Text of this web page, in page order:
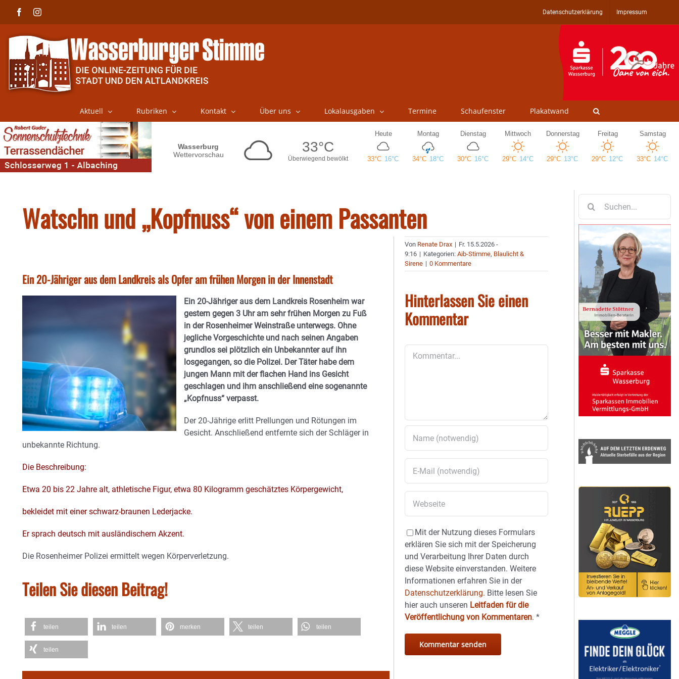
FacebookInstagram Datenschutzerklärung Impressum
Aktuell Rubriken Kontakt Über uns Lokalausgaben Termine Schaufenster Plakatwand
Watschn und „Kopfnuss“ von einem Passanten
Ein 20-Jähriger aus dem Landkreis als Opfer am frühen Morgen in der Innenstadt
Ein 20-Jähriger aus dem Landkreis Rosenheim war
gestern gegen 3 Uhr am sehr frühen Morgen zu Fuß
in der Rosenheimer Weinstraße unterwegs. Ohne
jegliche Vorgeschichte und nach seinen Angaben
grundlos sei plötzlich ein Unbekannter auf ihn
losgegangen, so die Polizei. Der Täter habe dem
jungen Mann mit der flachen Hand ins Gesicht
geschlagen und ihm anschließend eine sogenannte
„Kopfnuss“ verpasst.
Der 20-Jährige erlitt Prellungen und Rötungen im
Gesicht. Anschließend entfernte sich der Schläger in
unbekannte Richtung.
Die Beschreibung:
Etwa 20 bis 22 Jahre alt, athletische Figur, etwa 80 Kilogramm geschätztes Körpergewicht,
bekleidet mit einer schwarz-braunen Lederjacke.
Er sprach deutsch mit ausländischem Akzent.
Die Rosenheimer Polizei ermittelt wegen Körperverletzung.
Teilen Sie diesen Beitrag!
teilen teilen merken teilen teilen
teilen
Von Renate Drax | Fr. 15.5.2026 -
9:16 | Kategorien:Aib-Stimme, Blaulicht &
Sirene | 0 Kommentare
Hinterlassen Sie einen
Kommentar
Mit der Nutzung dieses Formulars
erklären Sie sich mit der Speicherung
und Verarbeitung Ihrer Daten durch
diese Website einverstanden. Weitere
Informationen erfahren Sie in der
Datenschutzerklärung. Bitte lesen Sie
hier auch unseren Leitfaden für die
Veröffentlichung von Kommentaren.*
nach: